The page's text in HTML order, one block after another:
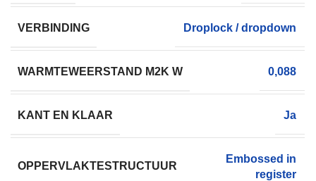
VERBINDING Droplock / dropdown
WARMTEWEERSTAND M2K W 0,088
KANT EN KLAAR Ja
OPPERVLAKTESTRUCTUUR
Embossed in
register